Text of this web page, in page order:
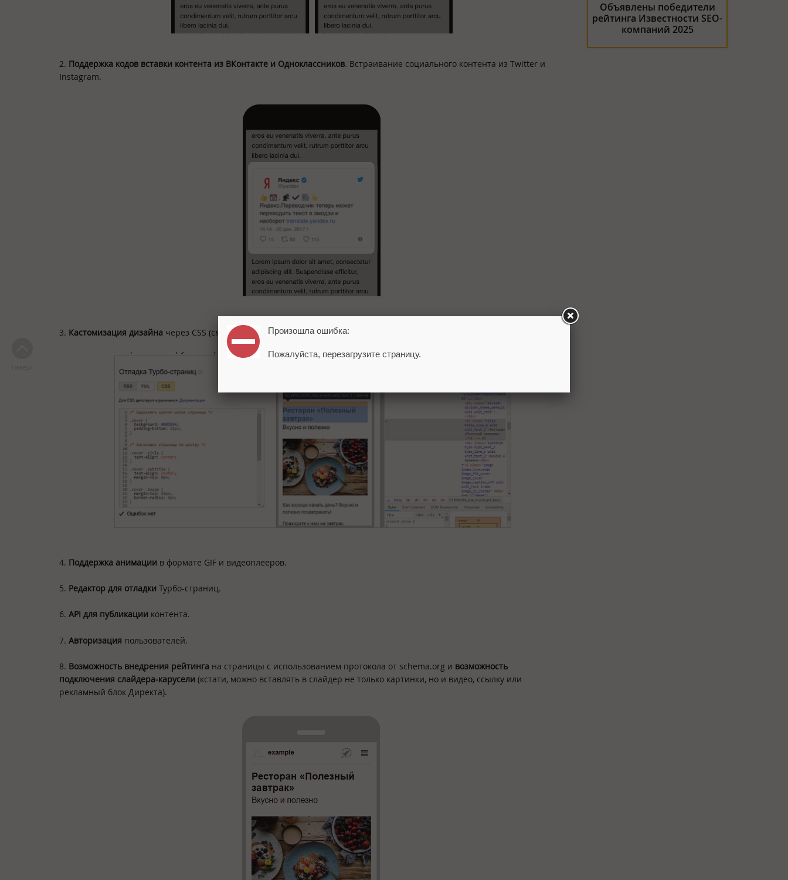
2. Поддержка кодов вставки контента из ВКонтакте и Одноклассников. Встраивание социального контента из Twitter и
Instagram.
3. Кастомизация дизайна через CSS (см. документацию от Яндекс).
4. Поддержка анимации в формате GIF и видеоплееров.
5. Редактор для отладки Турбо-страниц.
6. API для публикации контента.
7. Авторизация пользователей.
8. Возможность внедрения рейтинга на страницы с использованием протокола от schema.org и возможность
подключения слайдера-карусели (кстати, можно вставлять в слайдер не только картинки, но и видео, ссылку или
рекламный блок Директа).
Объявлены победители
рейтинга Известности SEO-
компаний 2025
Произошла ошибка:
Пожалуйста, перезагрузите страницу.